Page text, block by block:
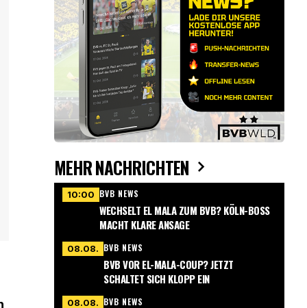
MEHR NACHRICHTEN
10:00 BVB NEWS
WECHSELT EL MALA ZUM BVB? KÖLN-BOSS
MACHT KLARE ANSAGE
08.08. BVB NEWS
BVB VOR EL-MALA-COUP? JETZT
SCHALTET SICH KLOPP EIN
08.08. BVB NEWS